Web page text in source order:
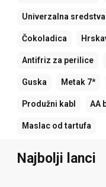
Univerzalna sredstva
Čokoladica
Antifriz za perilice
Guska Metak 7*
Produžni kabl AA
Maslac od tartufa
Najbolji lanci